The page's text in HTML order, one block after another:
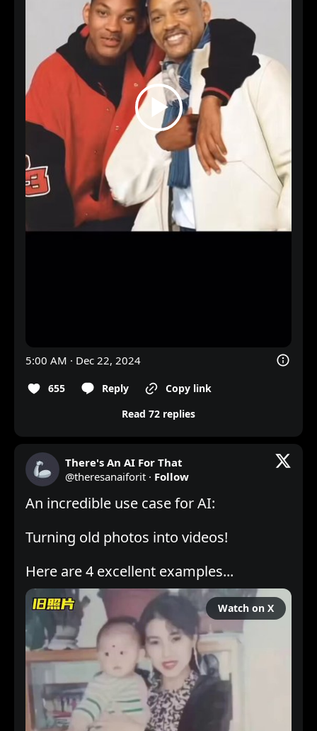
5:00 AM · Dec 22, 2024
655 Reply
Copy link
Read 72 replies
There's An AI For That
@theresanaiforit · Follow
An incredible use case for AI:
Turning old photos into videos!
Here are 4 excellent examples...
Watch on X